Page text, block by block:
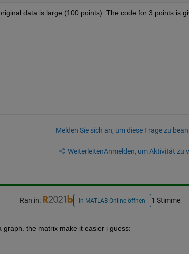
data is large (100 points). The code for 3 points is
Melden Sie sich an, um diese Frage zu
WeiterleitenAnmelden, um Aktivität zu
Ran in: In MATLAB Online öffnen 1 Stimme
the matrix make it easier i guess: